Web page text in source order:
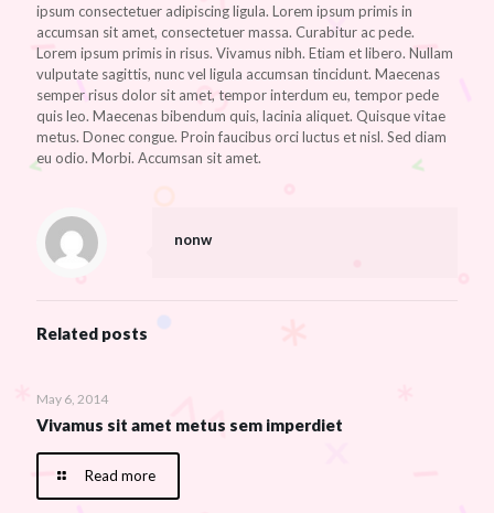
ipsum consectetuer adipiscing ligula. Lorem ipsum primis in
accumsan sit amet, consectetuer massa. Curabitur ac pede.
Lorem ipsum primis in risus. Vivamus nibh. Etiam et libero. Nullam
vulputate sagittis, nunc vel ligula accumsan tincidunt. Maecenas
semper risus dolor sit amet, tempor interdum eu, tempor pede
quis leo. Maecenas bibendum quis, lacinia aliquet. Quisque vitae
metus. Donec congue. Proin faucibus orci luctus et nisl. Sed diam
eu odio. Morbi. Accumsan sit amet.
nonw
Related posts
May 6, 2014
Vivamus sit amet metus sem imperdiet
Read more